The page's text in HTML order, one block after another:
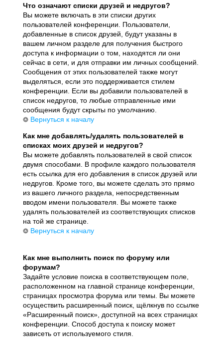
Что означают списки друзей и недругов?
Вы можете включать в эти списки других
пользователей конференции. Пользователи,
добавленные в список друзей, будут указаны в
вашем личном разделе для получения быстрого
доступа к информации о том, находятся ли они
сейчас в сети, и для отправки им личных сообщений.
Сообщения от этих пользователей также могут
выделяться, если это поддерживается стилем
конференции. Если вы добавили пользователей в
список недругов, то любые отправленные ими
сообщения будут скрыты по умолчанию.
Вернуться к началу
Как мне добавлять/удалять пользователей в
списках моих друзей и недругов?
Вы можете добавлять пользователей в свой список
двумя способами. В профиле каждого пользователя
есть ссылка для его добавления в список друзей или
недругов. Кроме того, вы можете сделать это прямо
из вашего личного раздела, непосредственным
вводом имени пользователя. Вы можете также
удалять пользователей из соответствующих списков
на той же странице.
Вернуться к началу
Как мне выполнить поиск по форуму или
форумам?
Задайте условие поиска в соответствующем поле,
расположенном на главной странице конференции,
страницах просмотра форума или темы. Вы можете
осуществить расширенный поиск, щёлкнув по ссылке
«Расширенный поиск», доступной на всех страницах
конференции. Способ доступа к поиску может
зависеть от используемого стиля.